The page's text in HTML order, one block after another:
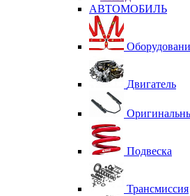
АВТОМОБИЛЬ
Двигатель
Подвеска
Трансмиссия